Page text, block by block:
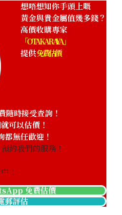
想唔想知你手頭上嘅
黃金與貴金屬值幾多錢？
高價收購專家
「OTAKARAYA」
提供免費估價
隨時接受查詢！
可以估價！
都無任歡迎！
約我們的服務！
！
免費估價
郵評估